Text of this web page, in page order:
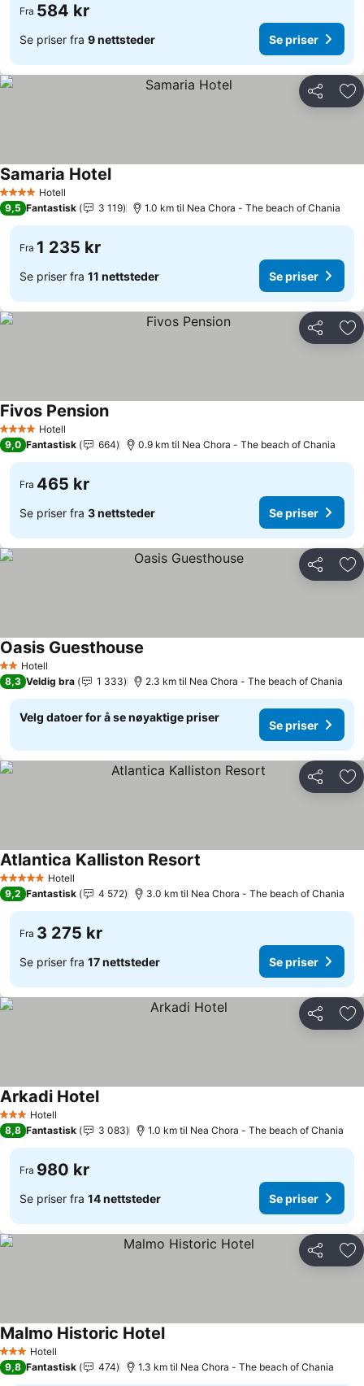
Fra 584 kr
Se priser fra 9 nettsteder Se priser
Del
4 StjernerHotell
Samaria HotelSe priser
9,5 Fantastisk 3 119 1.0 km til Nea Chora - The beach of Chania
Fra 1 235 kr
Se priser fra 11 nettsteder Se priser
Del
4 StjernerHotell
Fivos PensionSe priser
9,0 Fantastisk 664 0.9 km til Nea Chora - The beach of Chania
Fra 465 kr
Se priser fra 3 nettsteder Se priser
Del
2 Stjerner
Hotell
Oasis Guesthouse
8,3 Veldig bra 1 333 2.3 km til Nea Chora - The beach of Chania
Velg datoer for å se nøyaktige priser
Se priser
Del
5 Stjerner Hotell
Atlantica Kalliston Resort
9,2 Fantastisk 4 572 3.0 km til Nea Chora - The beach of Chania
Fra 3 275 kr
Se priser fra 17 nettsteder Se priser
Del
3 StjernerHotell
Arkadi HotelSe priser
8,8 Fantastisk 3 083 1.0 km til Nea Chora - The beach of Chania
Fra 980 kr
Se priser fra 14 nettsteder Se priser
Del
3 StjernerHotell
Malmo Historic HotelSe priser
9,8 Fantastisk 474 1.3 km til Nea Chora - The beach of Chania